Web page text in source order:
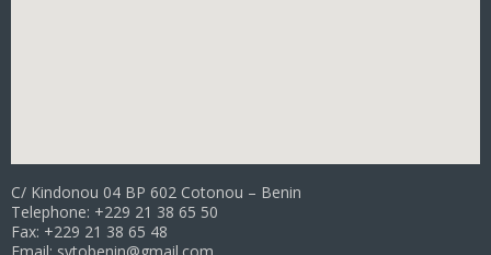
C/ Kindonou 04 BP 602 Cotonou – Benin
Telephone: +229 21 38 65 50
Fax: +229 21 38 65 48